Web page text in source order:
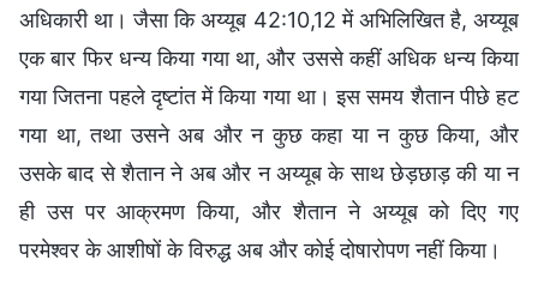
अधिकारी था। जैसा कि अय्यूब 42:10,12 में अभिलिखित है, अय्यूब
एक बार फिर धन्य किया गया था, और उससे कहीं अधिक धन्य किया
गया जितना पहले दृष्टांत में किया गया था। इस समय शैतान पीछे हट
गया था, तथा उसने अब और न कुछ कहा या न कुछ किया, और
उसके बाद से शैतान ने अब और न अय्यूब के साथ छेड़छाड़ की या न
ही उस पर आक्रमण किया, और शैतान ने अय्यूब को दिए गए
परमेश्वर के आशीषों के विरुद्ध अब और कोई दोषारोपण नहीं किया।